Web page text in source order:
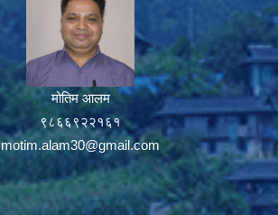
मोतिम आलम
९८६६९२२१६१
motim.alam30@gmail.com